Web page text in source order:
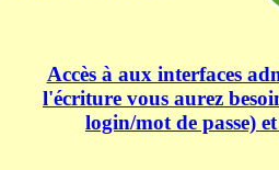
Accès à aux interfaces
l'écriture vous aurez
login/mot de passe)